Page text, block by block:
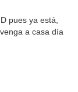
pues ya está,
a casa día